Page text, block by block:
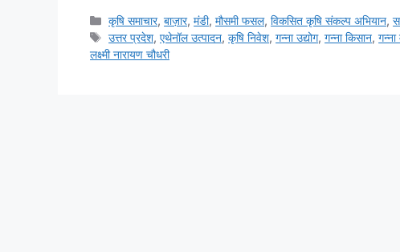
कृषि समाचार,बाज़ार,मंडी,मौसमी फसल,विकसित कृषि संकल्प अभियान,
उत्तर प्रदेश,एथेनॉल उत्पादन,कृषि निवेश,गन्ना उद्योग,गन्ना किसान,गन्ना
लक्ष्मी नारायण चौधरी